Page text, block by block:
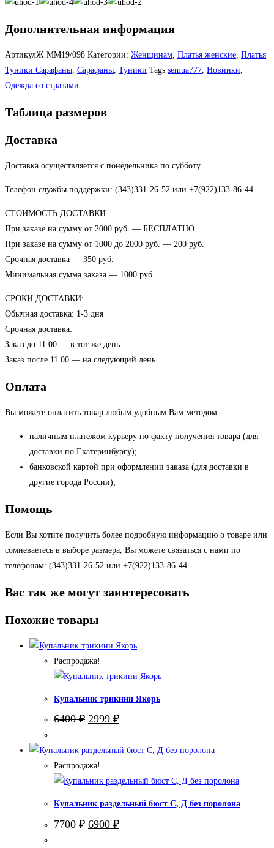
Дополнительная информация
АртикулЖ ММ19/098 Категории: Женщинам, Платья женские, Платья
Туники Сарафаны, Сарафаны, Туники Tags semua777, Новинки,
Одежда со стразами
Таблица размеров
Доставка
Доставка осуществляется с понедельника по субботу.
Телефон службы поддержки: (343)331-26-52 или +7(922)133-86-44
СТОИМОСТЬ ДОСТАВКИ:
При заказе на сумму от 2000 руб. — БЕСПЛАТНО
При заказе на сумму от 1000 до 2000 руб. — 200 руб.
Срочная доставка — 350 руб.
Минимальная сумма заказа — 1000 руб.
СРОКИ ДОСТАВКИ:
Обычная доставка: 1-3 дня
Срочная доставка:
Заказ до 11.00 — в тот же день
Заказ после 11.00 — на следующий день
Оплата
Вы можете оплатить товар любым удобным Вам методом:
наличным платежом курьеру по факту получения товара (для
доставки по Екатеринбургу);
банковской картой при оформлении заказа (для доставки в
другие города России);
Помощь
Если Вы хотите получить более подробную информацию о товаре или
сомневаетесь в выборе размера, Вы можете связаться с нами по
телефонам: (343)331-26-52 или +7(922)133-86-44.
Вас так же могут заинтересовать
Похожие товары
Распродажа!
Купальник трикини Якорь
6400₽ Первоначальная
6400 ₽.
2999 ₽Текущая
Распродажа!
Купальник раздельный бюст С, Д без поролона
7700₽ Первоначальная
цена
6900 ₽Текущая
цена: